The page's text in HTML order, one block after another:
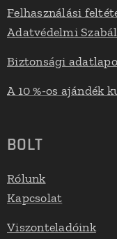
Felhasználási
Adatvédelmi
Biztonsági
A 10 %-os ajándék
BOLT
Rólunk
Kapcsolat
Viszonteladóink